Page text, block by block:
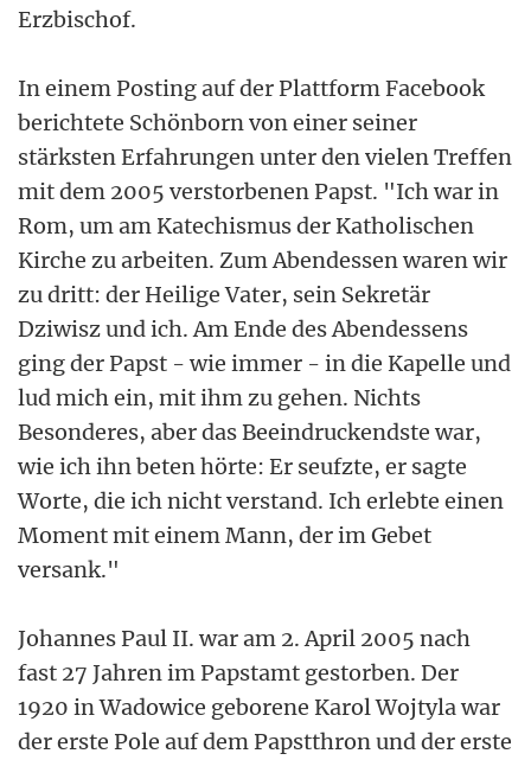
Erzbischof.
In einem Posting auf der Plattform Facebook
berichtete Schönborn von einer seiner
stärksten Erfahrungen unter den vielen Treffen
mit dem 2005 verstorbenen Papst. "Ich war in
Rom, um am Katechismus der Katholischen
Kirche zu arbeiten. Zum Abendessen waren wir
zu dritt: der Heilige Vater, sein Sekretär
Dziwisz und ich. Am Ende des Abendessens
ging der Papst - wie immer - in die Kapelle und
lud mich ein, mit ihm zu gehen. Nichts
Besonderes, aber das Beeindruckendste war,
wie ich ihn beten hörte: Er seufzte, er sagte
Worte, die ich nicht verstand. Ich erlebte einen
Moment mit einem Mann, der im Gebet
versank."
Johannes Paul II. war am 2. April 2005 nach
fast 27 Jahren im Papstamt gestorben. Der
1920 in Wadowice geborene Karol Wojtyla war
der erste Pole auf dem Papstthron und der erste